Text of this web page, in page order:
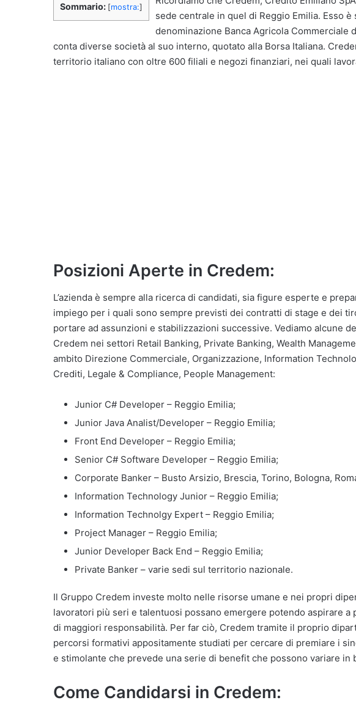
Sommario: [mostra:]
sede centrale in quel di Reggio Emilia. Esso è
denominazione Banca Agricola Commerciale
conta diverse società al suo interno, quotato alla Borsa Italiana.
territorio italiano con oltre 600 filiali e negozi finanziari, nei quali
Posizioni Aperte in Credem:
L’azienda è sempre alla ricerca di candidati, sia figure esperte e
impiego per i quali sono sempre previsti dei contratti di stage e dei
portare ad assunzioni e stabilizzazioni successive. Vediamo alcune
Credem nei settori Retail Banking, Private Banking, Wealth
ambito Direzione Commerciale, Organizzazione, Information
Crediti, Legale & Compliance, People Management:
Junior C# Developer – Reggio Emilia;
Junior Java Analist/Developer – Reggio Emilia;
Front End Developer – Reggio Emilia;
Senior C# Software Developer – Reggio Emilia;
Corporate Banker – Busto Arsizio, Brescia, Torino, Bologna,
Information Technology Junior – Reggio Emilia;
Information Technolgy Expert – Reggio Emilia;
Project Manager – Reggio Emilia;
Junior Developer Back End – Reggio Emilia;
Private Banker – varie sedi sul territorio nazionale.
Il Gruppo Credem investe molto nelle risorse umane e nei propri
lavoratori più seri e talentuosi possano emergere potendo aspirare
di maggiori responsabilità. Per far ciò, Credem tramite il proprio
percorsi formativi appositamente studiati per cercare di premiare i
e stimolante che prevede una serie di benefit che possono variare in
Come Candidarsi in Credem: